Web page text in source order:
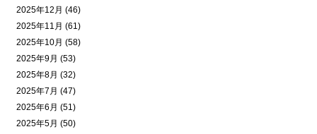
2025年12月 (46)
2025年11月 (61)
2025年10月 (58)
2025年9月 (53)
2025年8月 (32)
2025年7月 (47)
2025年6月 (51)
2025年5月 (50)